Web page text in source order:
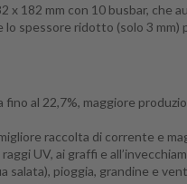
x 182 mm con 10 busbar,
spessore ridotto (solo 3
al 22,7%, maggiore
raccolta di corrente e
UV, ai graffi e
salata), pioggia, grandine e